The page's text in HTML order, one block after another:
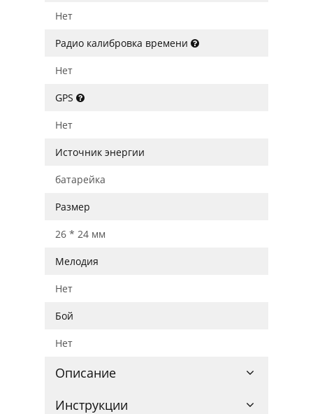
Нет
Радио калибровка времени
Нет
GPS
Нет
Источник энергии
батарейка
Размер
26 * 24 мм
Мелодия
Нет
Бой
Нет
Описание
Инструкции